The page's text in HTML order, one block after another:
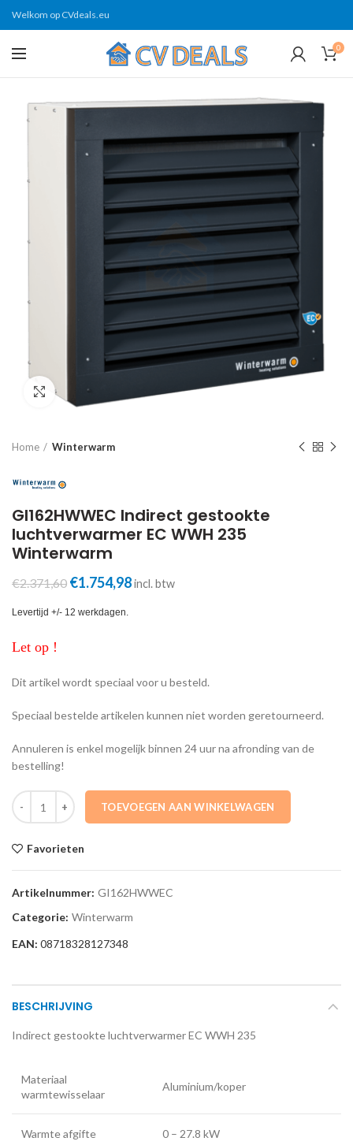
Welkom op CVdeals.eu
0
Click to enlarge
Home Winterwarm
GI162HWWEC Indirect gestookte
luchtverwarmer EC WWH 235
Winterwarm
€2.371,60 Oorspronkelijke
was:
€1.754,98Huidige
incl. btw
Levertijd +/- 12 werkdagen.
Let op !
Dit artikel wordt speciaal voor u besteld.
Speciaal bestelde artikelen kunnen niet worden geretourneerd.
Annuleren is enkel mogelijk binnen 24 uur na afronding van de
bestelling!
GI162HWWEC Indirect gestookte luchtverwarmer EC WWH 235
TOEVOEGEN AAN WINKELWAGEN
Favorieten
Artikelnummer: GI162HWWEC
Categorie: Winterwarm
EAN: 08718328127348
BESCHRIJVING
Indirect gestookte luchtverwarmer EC WWH 235
Materiaal
warmtewisselaar
Aluminium/koper
Warmte afgifte 0 – 27.8 kW